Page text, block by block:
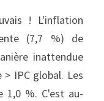
! L'inflation
(7,7 %) de
inattendue
IPC global. Les
1,0 %. C'est au-